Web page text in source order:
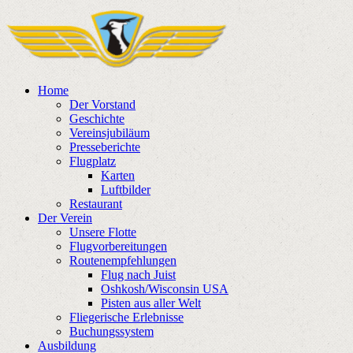
Home
Der Vorstand
Geschichte
Vereinsjubiläum
Presseberichte
Flugplatz
Karten
Luftbilder
Restaurant
Der Verein
Unsere Flotte
Flugvorbereitungen
Routenempfehlungen
Flug nach Juist
Oshkosh/Wisconsin USA
Pisten aus aller Welt
Fliegerische Erlebnisse
Buchungssystem
Ausbildung